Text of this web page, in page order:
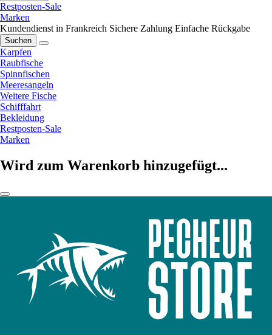
Restposten-Sale
Marken
Kundendienst in Frankreich Sichere Zahlung Einfache Rückgabe
Suchen
Karpfen
Raubfische
Spinnfischen
Meeresangeln
Weitere Fische
Schifffahrt
Bekleidung
Restposten-Sale
Marken
Wird zum Warenkorb hinzugefügt...